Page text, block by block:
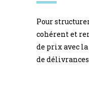
Pour
cohérent et
de prix avec
de délivrances